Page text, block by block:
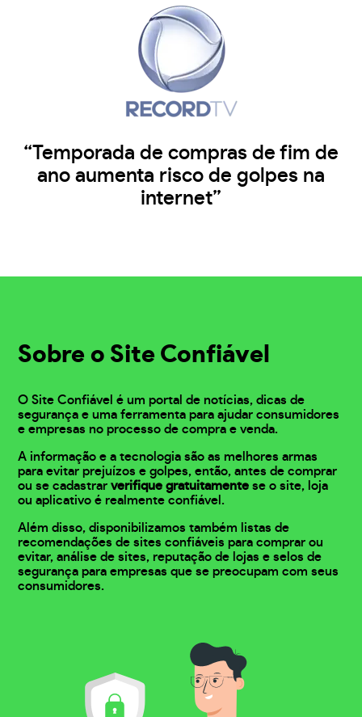
“Temporada de compras de fim de
ano aumenta risco de golpes na
internet”
Sobre o Site Confiável
O Site Confiável é um portal de notícias, dicas de
segurança e uma ferramenta para ajudar consumidores
e empresas no processo de compra e venda.
A informação e a tecnologia são as melhores armas
para evitar prejuízos e golpes, então, antes de comprar
ou se cadastrarverifique gratuitamente se o site, loja
ou aplicativo é realmente confiável.
Além disso, disponibilizamos também listas de
recomendações de sites confiáveis para comprar ou
evitar, análise de sites, reputação de lojas e selos de
segurança para empresas que se preocupam com seus
consumidores.